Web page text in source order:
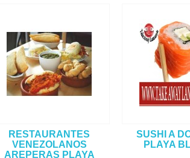
RESTAURANTES
VENEZOLANOS
AREPERAS PLAYA
SUSHI A
PLAYA